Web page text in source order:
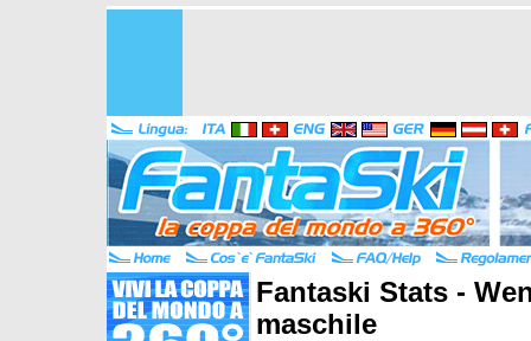
Fantaski Stats -
maschile